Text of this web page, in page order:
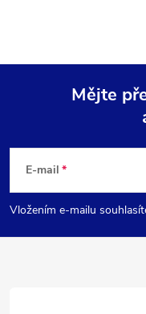
p
a
Mějte
E-mail
Vložením e-mailu